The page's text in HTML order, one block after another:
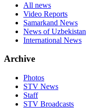
All news
Video Reports
Samarkand News
News of Uzbekistan
International News
Archive
Photos
STV News
Staff
STV Broadcasts